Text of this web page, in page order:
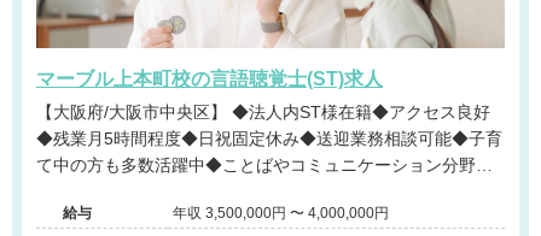
マーブル上本町校の言語聴覚士(ST)求人
【大阪府/大阪市中央区】 ◆法人内ST様在籍◆アクセス良好
◆残業月5時間程度◆日祝固定休み◆送迎業務相談可能◆子育
て中の方も多数活躍中◆ことばやコミュニケーション分野の
給与
年収 3,500,000円 〜 4,000,000円